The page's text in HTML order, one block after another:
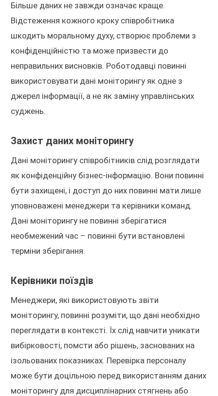
Більше даних не завжди означає краще.
Відстеження кожного кроку співробітника
шкодить моральному духу, створює проблеми з
конфіденційністю та може призвести до
неправильних висновків. Роботодавці повинні
використовувати дані моніторингу як одне з
джерел інформації, а не як заміну управлінських
суджень.
Захист даних моніторингу
Дані моніторингу співробітників слід розглядати
як конфіденційну бізнес-інформацію. Вони повинні
бути захищені, і доступ до них повинні мати лише
уповноважені менеджери та керівники команд.
Дані моніторингу не повинні зберігатися
необмежений час – повинні бути встановлені
терміни зберігання.
Керівники поїздів
Менеджери, які використовують звіти
моніторингу, повинні розуміти, що дані необхідно
переглядати в контексті. Їх слід навчити уникати
вибірковості, помсти або рішень, заснованих на
ізольованих показниках. Перевірка персоналу
може бути доцільною перед використанням даних
моніторингу для дисциплінарних стягнень або